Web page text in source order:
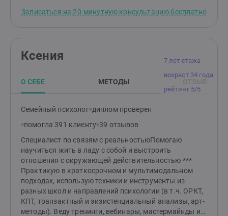
клиента за счёт совместной работы!
Записаться на 20-минутную консультацию бесплатно
7 лет стажа
возраст 34 года
рейтинг 5/5
Ксения
О СЕБЕ МЕТОДЫ
Семейный психолог диплом проверен
помогла 391 клиенту 39 отзывов
Специалист по связям с реальностьюПомогаю
научиться жить в ладу с собой и выстроить
отношения с окружающей действительностью ***
Практикую в краткосрочном и мультимодальном
подходах, использую техники и инструменты из
разных школ и направлений психологии (в т.ч. ОРКТ,
КПТ, транзактный и экзистенциальный анализы, арт-
методы). Веду тренинги, вебинары, мастермайнды и